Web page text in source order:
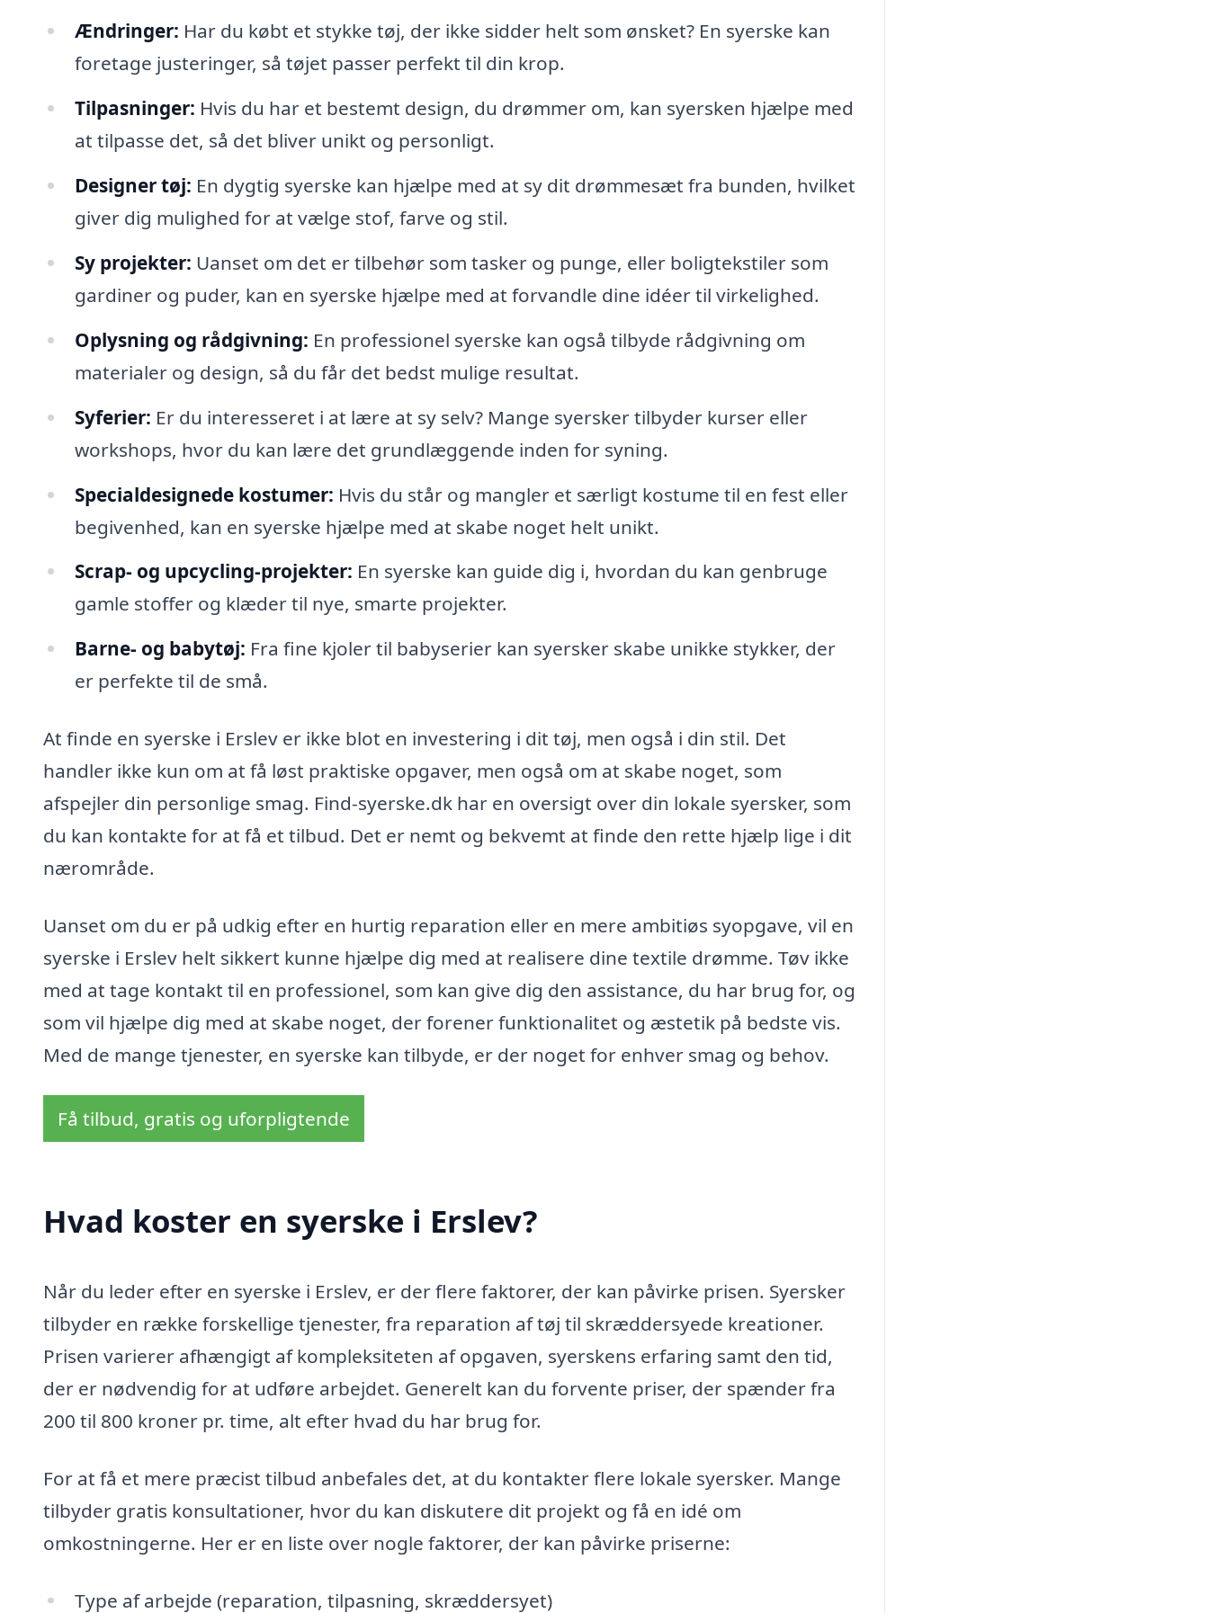
Ændringer: Har du købt et stykke tøj, der ikke sidder helt som ønsket? En syerske kan
foretage justeringer, så tøjet passer perfekt til din krop.
Tilpasninger: Hvis du har et bestemt design, du drømmer om, kan syersken hjælpe med
at tilpasse det, så det bliver unikt og personligt.
Designer tøj: En dygtig syerske kan hjælpe med at sy dit drømmesæt fra bunden, hvilket
giver dig mulighed for at vælge stof, farve og stil.
Sy projekter: Uanset om det er tilbehør som tasker og punge, eller boligtekstiler som
gardiner og puder, kan en syerske hjælpe med at forvandle dine idéer til virkelighed.
Oplysning og rådgivning: En professionel syerske kan også tilbyde rådgivning om
materialer og design, så du får det bedst mulige resultat.
Syferier: Er du interesseret i at lære at sy selv? Mange syersker tilbyder kurser eller
workshops, hvor du kan lære det grundlæggende inden for syning.
Specialdesignede kostumer: Hvis du står og mangler et særligt kostume til en fest eller
begivenhed, kan en syerske hjælpe med at skabe noget helt unikt.
Scrap- og upcycling-projekter: En syerske kan guide dig i, hvordan du kan genbruge
gamle stoffer og klæder til nye, smarte projekter.
Barne- og babytøj: Fra fine kjoler til babyserier kan syersker skabe unikke stykker, der
er perfekte til de små.
At finde en syerske i Erslev er ikke blot en investering i dit tøj, men også i din stil. Det
handler ikke kun om at få løst praktiske opgaver, men også om at skabe noget, som
afspejler din personlige smag. Find-syerske.dk har en oversigt over din lokale syersker, som
du kan kontakte for at få et tilbud. Det er nemt og bekvemt at finde den rette hjælp lige i dit
nærområde.
Uanset om du er på udkig efter en hurtig reparation eller en mere ambitiøs syopgave, vil en
syerske i Erslev helt sikkert kunne hjælpe dig med at realisere dine textile drømme. Tøv ikke
med at tage kontakt til en professionel, som kan give dig den assistance, du har brug for, og
som vil hjælpe dig med at skabe noget, der forener funktionalitet og æstetik på bedste vis.
Med de mange tjenester, en syerske kan tilbyde, er der noget for enhver smag og behov.
Få tilbud, gratis og uforpligtende
Hvad koster en syerske i Erslev?
Når du leder efter en syerske i Erslev, er der flere faktorer, der kan påvirke prisen. Syersker
tilbyder en række forskellige tjenester, fra reparation af tøj til skræddersyede kreationer.
Prisen varierer afhængigt af kompleksiteten af opgaven, syerskens erfaring samt den tid,
der er nødvendig for at udføre arbejdet. Generelt kan du forvente priser, der spænder fra
200 til 800 kroner pr. time, alt efter hvad du har brug for.
For at få et mere præcist tilbud anbefales det, at du kontakter flere lokale syersker. Mange
tilbyder gratis konsultationer, hvor du kan diskutere dit projekt og få en idé om
omkostningerne. Her er en liste over nogle faktorer, der kan påvirke priserne:
Type af arbejde (reparation, tilpasning, skræddersyet)